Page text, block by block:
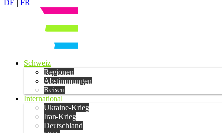
DE | FR
Schweiz
Regionen
Abstimmungen
Reisen
International
Ukraine-Krieg
Iran-Krieg
Deutschland